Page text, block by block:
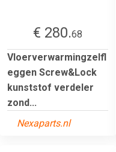
€ 280.68
Vloerverwarmingzelfl
eggen Screw&Lock
kunststof verdeler
zond...
Nexaparts.nl